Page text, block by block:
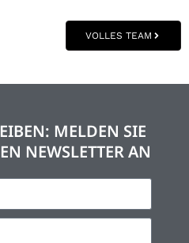
VOLLES TEAM
MELDEN SIE
NEWSLETTER AN